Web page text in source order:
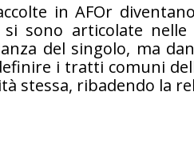
in AFOr
sono articolate
del singolo, ma
i tratti comuni
stessa, ribadendo la